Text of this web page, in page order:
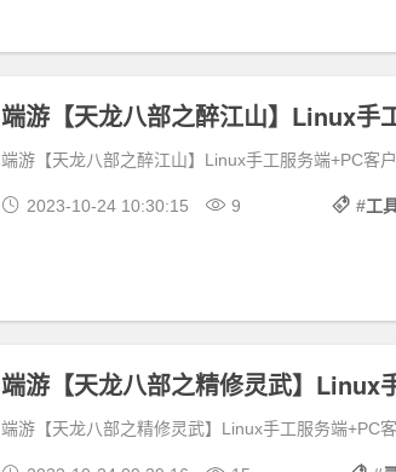
端游【天龙八部之醉江山】Linux手工服务端+PC客
2023-10-24 10:30:15 9 #工
端游【天龙八部之精修灵武】Linux手工服务端+PC